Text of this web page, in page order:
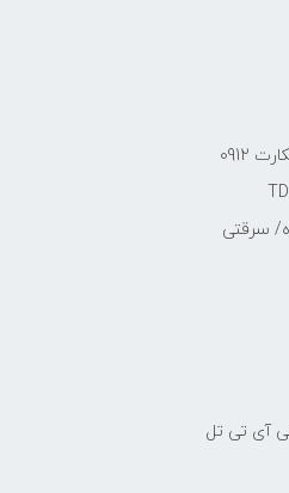
سرقتی
آی تی تل